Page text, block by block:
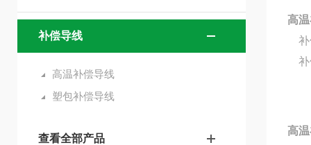
补偿导线
高温补偿导线
塑包补偿导线
查看全部产品
高
补
补
高